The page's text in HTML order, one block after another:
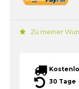
Zu meiner
30 Tage